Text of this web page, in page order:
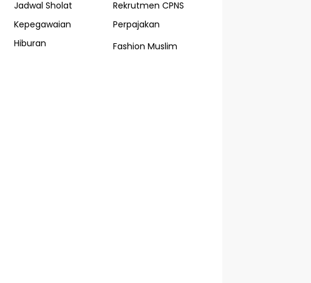
Jadwal Sholat
Rekrutmen CPNS
Kepegawaian
Perpajakan
Hiburan
Fashion Muslim